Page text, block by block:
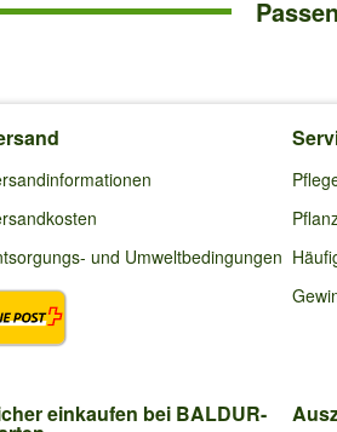
und Umweltbedingungen
einkaufen bei BALDUR-